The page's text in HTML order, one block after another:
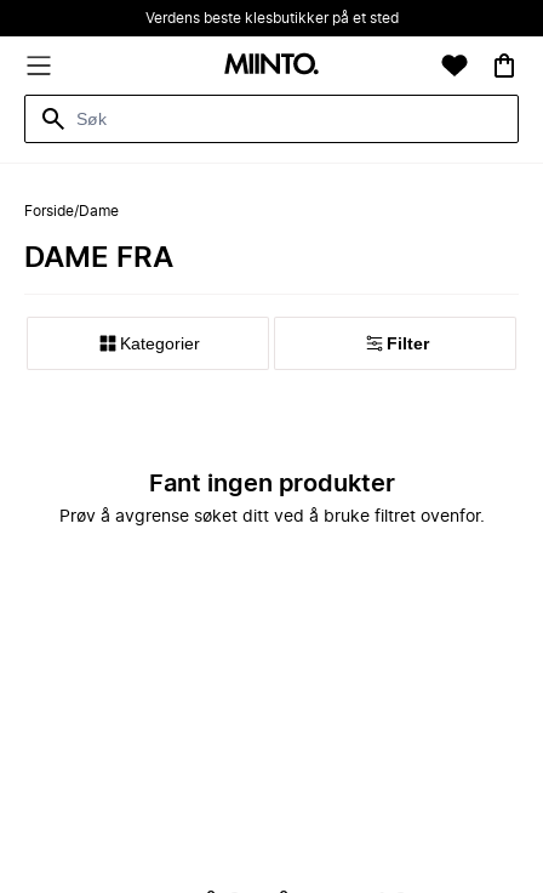
Verdens beste klesbutikker på et sted
Forside/Dame
DAME FRA
Kategorier Filter
Fant ingen produkter
Prøv å avgrense søket ditt ved å bruke filtret ovenfor.